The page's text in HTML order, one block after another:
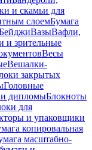
и скамьи для
слоемБумага
ВазыВафли,
и зрительные
Весы
Вешалки-
закрытых
Головные
дипломыБлокноты
для
и упаковщики
копировальная
масштабно-